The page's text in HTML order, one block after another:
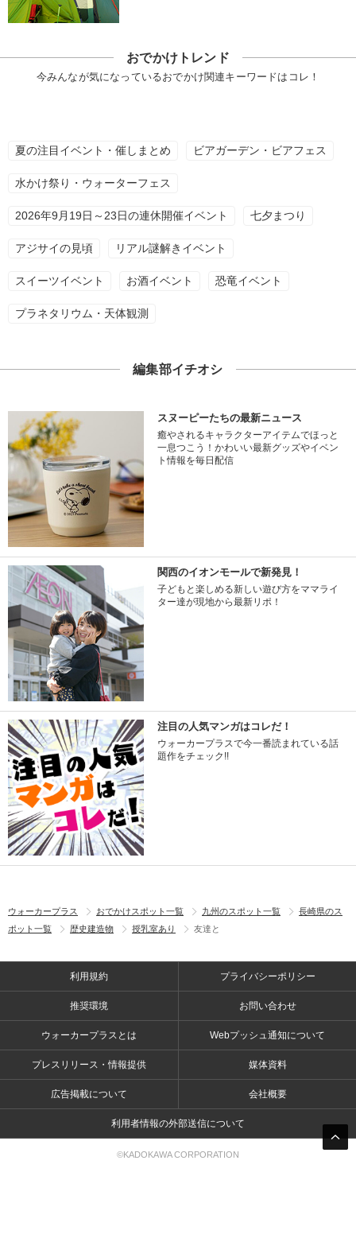
おでかけトレンド
今みんなが気になっているおでかけ関連キーワードはコレ！
夏の注目イベント・催しまとめ ビアガーデン・ビアフェス
水かけ祭り・ウォーターフェス
2026年9月19日～23日の連休開催イベント 七夕まつり
アジサイの見頃 リアル謎解きイベント
スイーツイベント お酒イベント 恐竜イベント
プラネタリウム・天体観測
編集部イチオシ
スヌーピーたちの最新ニュース
癒やされるキャラクターアイテムでほっと
一息つこう！かわいい最新グッズやイベン
ト情報を毎日配信
関西のイオンモールで新発見！
子どもと楽しめる新しい遊び方をママライ
ター達が現地から最新リポ！
注目の人気マンガはコレだ！
ウォーカープラスで今一番読まれている話
題作をチェック!!
ウォーカープラス おでかけスポット一覧 九州のスポット一覧
長崎県のス
ポット一覧
歴史建造物 授乳室あり 友達と
利用規約 プライバシーポリシー
推奨環境 お問い合わせ
ウォーカープラスとは Webプッシュ通知について
プレスリリース・情報提供 媒体資料
広告掲載について 会社概要
利用者情報の外部送信について
©KADOKAWA CORPORATION